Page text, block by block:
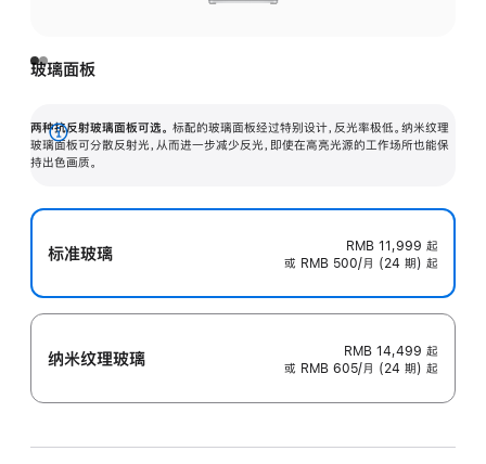
玻璃面板
两种抗反射玻璃面板可选。 标配的玻璃面板经过特别设计，反光率极低。纳米纹理
玻璃面板可分散反射光，从而进一步减少反光，即使在高亮光源的工作场所也能保
持出色画质。
展
开
标准玻璃 RMB 11,999 起
或 RMB 500/月 (24 期) 起
纳米纹理玻璃 RMB 14,499 起
或 RMB 605/月 (24 期) 起